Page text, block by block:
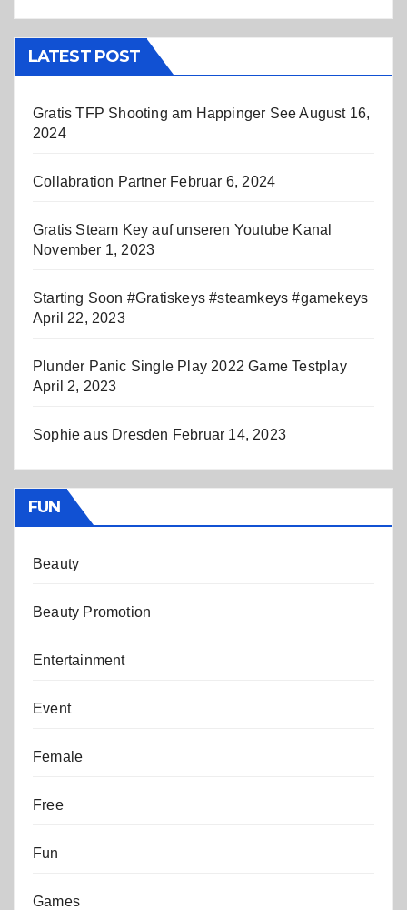
LATEST POST
Gratis TFP Shooting am Happinger See August 16,
2024
Collabration Partner Februar 6, 2024
Gratis Steam Key auf unseren Youtube Kanal
November 1, 2023
Starting Soon #Gratiskeys #steamkeys #gamekeys
April 22, 2023
Plunder Panic Single Play 2022 Game Testplay
April 2, 2023
Sophie aus Dresden Februar 14, 2023
FUN
Beauty
Beauty Promotion
Entertainment
Event
Female
Free
Fun
Games